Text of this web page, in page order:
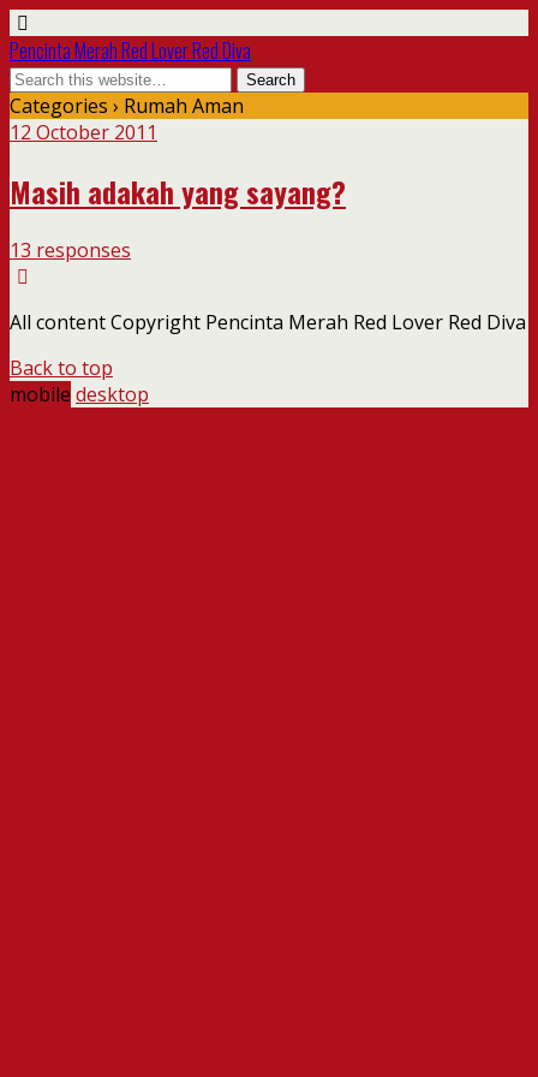
Pencinta Merah Red Lover Red Diva
Categories › Rumah Aman
12 October 2011
Masih adakah yang sayang?
13 responses
All content Copyright Pencinta Merah Red Lover Red Diva
Back to top
mobile desktop